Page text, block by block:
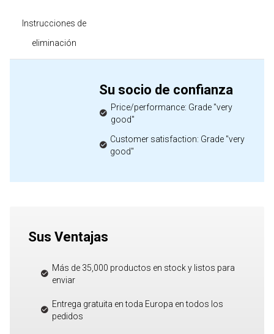
Instrucciones de
eliminación
Su socio de confianza
Price/performance: Grade "very
good"
Customer satisfaction: Grade "very
good"
Sus Ventajas
Más de 35,000 productos en stock y listos para
enviar
Entrega gratuita en toda Europa en todos los
pedidos